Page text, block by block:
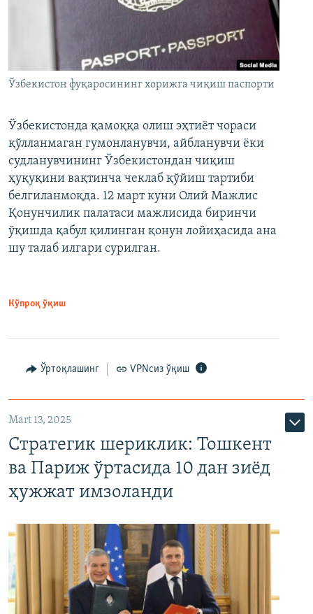
Ўзбекистон фуқаросининг хорижга чиқиш паспорти
Ўзбекистонда қамоққа олиш эҳтиёт чораси
қўлланмаган гумонланувчи, айбланувчи ёки
судланувчининг Ўзбекистондан чиқиш
ҳуқуқини вақтинча чеклаб қўйиш тартиби
белгиланмоқда. 12 март куни Олий Мажлис
Қонунчилик палатаси мажлисида биринчи
ўқишда қабул қилинган қонун лойиҳасида ана
шу талаб илгари сурилган.
Кўпроқ ўқиш
Ўртоқлашинг VPNсиз ўқиш
Mart 13, 2025
Стратегик шериклик: Тошкент
ва Париж ўртасида 10 дан зиёд
ҳужжат имзоланди